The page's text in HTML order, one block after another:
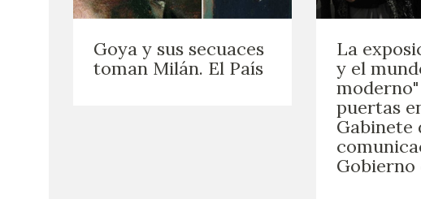
Goya y sus secuaces
toman Milán. El País
La
y el
puertas
Gabinete
Gobierno